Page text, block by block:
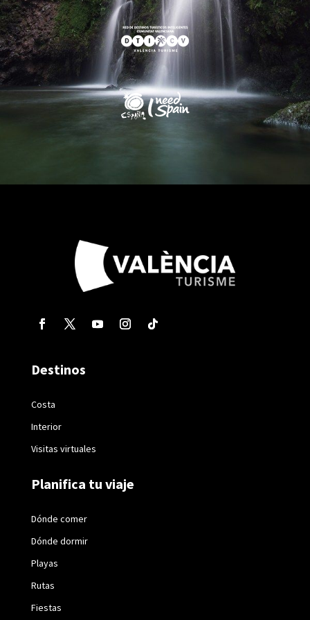
Destinos
Costa
Interior
Visitas virtuales
Planifica tu viaje
Dónde comer
Dónde dormir
Playas
Rutas
Fiestas